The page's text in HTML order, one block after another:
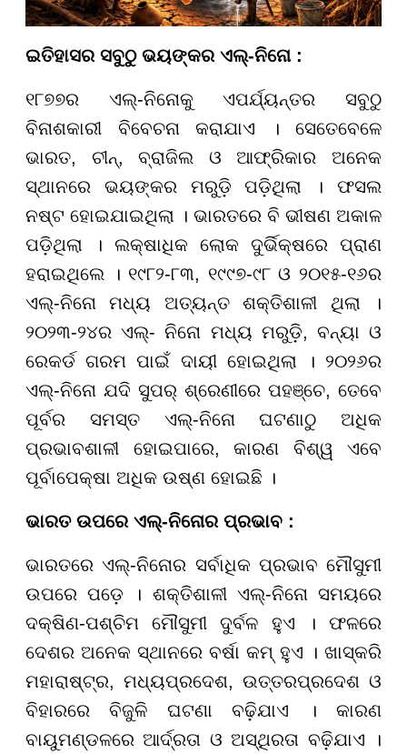
ଇତିହାସର ସବୁଠୁ ଭୟଙ୍କର ଏଲ୍-ନିନୋ :
୧୮୭୭ର ଏଲ୍-ନିନୋକୁ ଏପର୍ଯ୍ୟନ୍ତର ସବୁଠୁ
ବିନାଶକାରୀ ବିବେଚନା କରାଯାଏ । ସେତେବେଳେ
ଭାରତ, ଚୀନ୍, ବ୍ରାଜିଲ ଓ ଆଫ୍ରିକାର ଅନେକ
ସ୍ଥାନରେ ଭୟଙ୍କର ମରୁଡ଼ି ପଡ଼ିଥିଲା । ଫସଲ
ନଷ୍ଟ ହୋଇଯାଇଥିଲା । ଭାରତରେ ବି ଭୀଷଣ ଅକାଳ
ପଡ଼ିଥିଲା । ଲକ୍ଷାଧିକ ଲୋକ ଦୁର୍ଭିକ୍ଷରେ ପ୍ରାଣ
ହରାଇଥିଲେ । ୧୯୮୨-୮୩, ୧୯୯୭-୯୮ ଓ ୨୦୧୫-୧୬ର
ଏଲ୍-ନିନୋ ମଧ୍ୟ ଅତ୍ୟନ୍ତ ଶକ୍ତିଶାଳୀ ଥିଲା ।
୨୦୨୩-୨୪ର ଏଲ୍- ନିନୋ ମଧ୍ୟ ମରୁଡ଼ି, ବନ୍ୟା ଓ
ରେକର୍ଡ ଗରମ ପାଇଁ ଦାୟୀ ହୋଇଥିଲା । ୨୦୨୬ର
ଏଲ୍-ନିନୋ ଯଦି ସୁପର୍ ଶ୍ରେଣୀରେ ପହଞ୍ଚେ, ତେବେ
ପୂର୍ବର ସମସ୍ତ ଏଲ୍-ନିନୋ ଘଟଣାଠୁ ଅଧିକ
ପ୍ରଭାବଶାଳୀ ହୋଇପାରେ, କାରଣ ବିଶ୍ୱ ଏବେ
ପୂର୍ବାପେକ୍ଷା ଅଧିକ ଉଷ୍ଣ ହୋଇଛି ।
ଭାରତ ଉପରେ ଏଲ୍-ନିନୋର ପ୍ରଭାବ :
ଭାରତରେ ଏଲ୍-ନିନୋର ସର୍ବାଧିକ ପ୍ରଭାବ ମୌସୁମୀ
ଉପରେ ପଡ଼େ । ଶକ୍ତିଶାଳୀ ଏଲ୍-ନିନୋ ସମୟରେ
ଦକ୍ଷିଣ-ପଶ୍ଚିମ ମୌସୁମୀ ଦୁର୍ବଳ ହୁଏ । ଫଳରେ
ଦେଶର ଅନେକ ସ୍ଥାନରେ ବର୍ଷା କମ୍ ହୁଏ । ଖାସ୍କରି
ମହାରାଷ୍ଟ୍ର, ମଧ୍ୟପ୍ରଦେଶ, ଉତ୍ତରପ୍ରଦେଶ ଓ
ବିହାରରେ ବିଜୁଳି ଘଟଣା ବଢ଼ିଯାଏ । କାରଣ
ବାୟୁମଣ୍ଡଳରେ ଆର୍ଦ୍ରତା ଓ ଅସ୍ଥିରତା ବଢ଼ିଯାଏ ।